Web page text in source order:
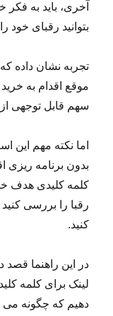
آخری، باید به فکر
بتوانید رقبای خود
تجربه نشان داده
موقع اقدام به خرید
سهم قابل توجهی از
اما نکته مهم
بدون برنامه ریزی
کلمه کلیدی هدف
رقبا را بررسی
کنید.
در این راهنما قصد
لینک برای کلمه
دهیم که چگونه می